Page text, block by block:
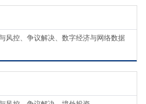
风控、争议解决、数字经济与网络数据